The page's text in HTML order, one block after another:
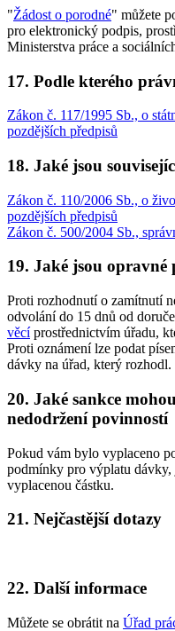
"Žádost o porodné" můžete
pro elektronický podpis,
Ministerstva práce a
17. Podle kterého
Zákon č. 117/1995 Sb., o
pozdějších předpisů
18. Jaké jsou
Zákon č. 110/2006 Sb., o
pozdějších předpisů
Zákon č. 500/2004 Sb.,
19. Jaké jsou
Proti rozhodnutí o zamítnutí
odvolání do 15 dnů od
věcíprostřednictvím úřadu,
Proti oznámení lze podat
dávky na úřad, který rozhodl.
20. Jaké sankce
nedodržení povinností
Pokud vám bylo vyplaceno
podmínky pro výplatu dávky,
vyplacenou částku.
21. Nejčastější dotazy
22. Další informace
Můžete se obrátit na Úřad